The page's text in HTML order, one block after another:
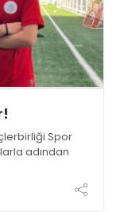
Spor
adından